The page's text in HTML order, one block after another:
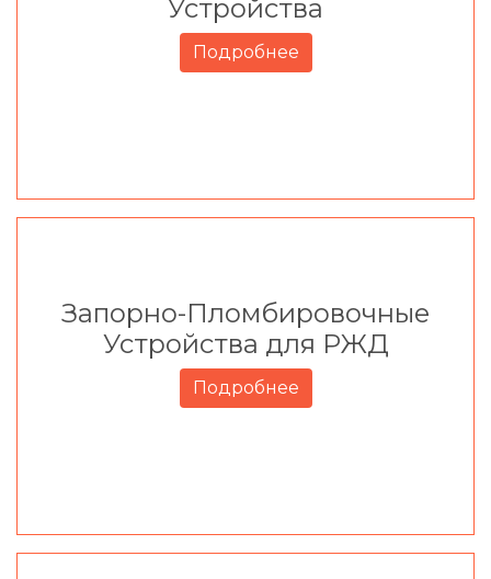
Устройства
Подробнее
Запорно-Пломбировочные
Устройства для РЖД
Подробнее